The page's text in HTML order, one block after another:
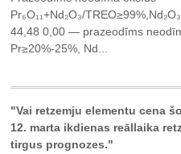
Pr₆O₁₁+Nd₂O₃/
44,48 0,00 — prazeodīms
Pr≥20%-25%, Nd...
"Vai retzemju elementu cena
12. marta ikdienas reāllaika
tirgus prognozes."